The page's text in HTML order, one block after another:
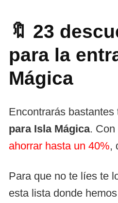
🔖 23
para la
Mágica
Encontrarás bastantes
para Isla Mágica. Con
ahorrar hasta un 40%,
Para que no te líes te
esta lista donde